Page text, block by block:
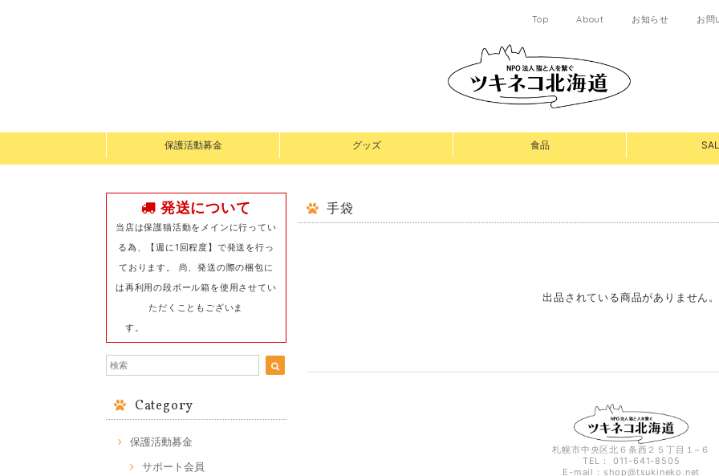
Top About お知らせ お問
保護活動募金 グッズ 食品
発送について
当店は保護猫活動をメインに行ってい
る為、【週に1回程度】で発送を行っ
ております。 尚、発送の際の梱包に
は再利用の段ボール箱を使用させてい
ただくこともございま
す。
Category
保護活動募金
サポート会員
手袋
出品されている商品がありません
札幌市中央区北６条西２５丁目１−６
TEL： 011-641-8505
E-mail： shop@tsukineko.net